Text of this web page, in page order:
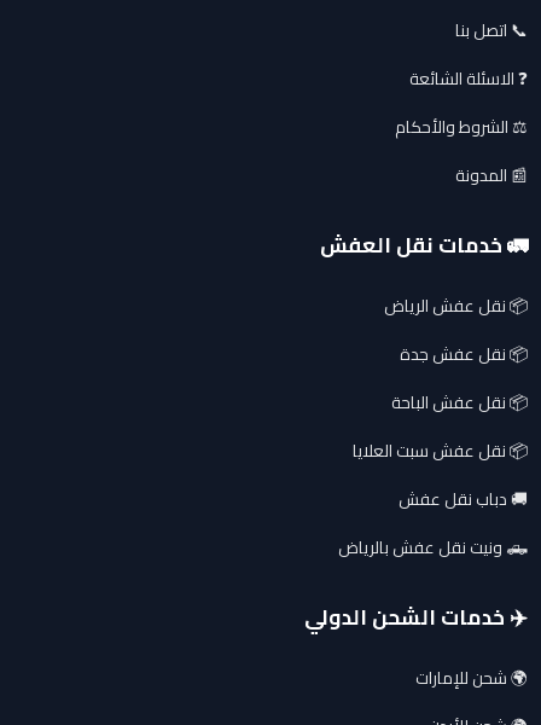
📞 اتصل بنا
❓ الاسئلة الشائعة
⚖️ الشروط والأحكام
📰 المدونة
🚛 خدمات نقل العفش
📦 نقل عفش الرياض
📦 نقل عفش جدة
📦 نقل عفش الباحة
📦 نقل عفش سبت العلايا
🚚 دباب نقل عفش
🛻 ونيت نقل عفش بالرياض
✈️ خدمات الشحن الدولي
🌍 شحن للإمارات